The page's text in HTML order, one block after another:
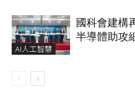
AI人工智慧
國科會建構
半導體助攻